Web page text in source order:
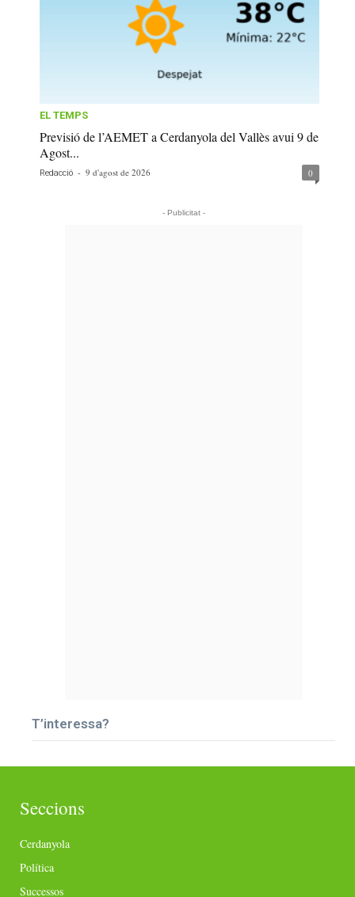
EL TEMPS
Previsió de l’AEMET a Cerdanyola del Vallès avui 9 de
Agost...
Redacció - 9 d'agost de 2026 0
- Publicitat -
T’interessa?
Seccions
Cerdanyola
Política
Successos